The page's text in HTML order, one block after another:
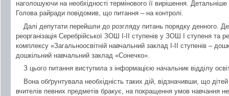
наголошуючи на необхідності термінового її вирішення. Детальніше
Голова райради повідомив, що питання – на контролі.
Далі депутати перейшли до розгляду питань порядку денного.
реорганізація Серебрійської ЗОШ І-ІІ ступенів у ЗОШ І ступеня та
комплексу «Загальноосвітній навчальний заклад І-ІІ ступенів –
дошкільний навчальний заклад «Сонечко».
З цього питання виступила з інформацією начальник відділу
Вона обґрунтувала необхідність таких дій, відзначивши, що
вчителів певних предметів бракує, на покращення умов навчання